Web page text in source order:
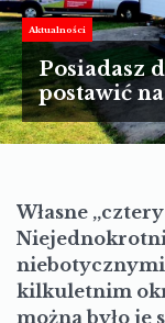
MOTORYZACJA
LIFESTYLE
Aktualności
Posiadasz
postawić
Własne
kilkuletnim
można było je